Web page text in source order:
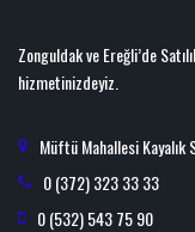
Zonguldak ve Ereğli’de
hizmetinizdeyiz.
Müftü Mahallesi
0 (372) 323 33 33
0 (532) 543 75 90